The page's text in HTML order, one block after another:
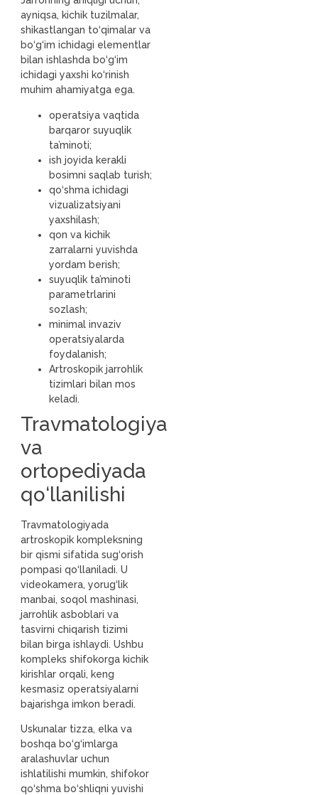
ayniqsa, kichik tuzilmalar,
shikastlangan to‘qimalar va
bo‘g‘im ichidagi elementlar
bilan ishlashda bo‘g‘im
ichidagi yaxshi ko‘rinish
muhim ahamiyatga ega.
operatsiya vaqtida
barqaror suyuqlik
ta’minoti;
ish joyida kerakli
bosimni saqlab turish;
qo‘shma ichidagi
vizualizatsiyani
yaxshilash;
qon va kichik
zarralarni yuvishda
yordam berish;
suyuqlik ta’minoti
parametrlarini
sozlash;
minimal invaziv
operatsiyalarda
foydalanish;
Artroskopik jarrohlik
tizimlari bilan mos
keladi.
Travmatologiya
va
ortopediyada
qo‘llanilishi
Travmatologiyada
artroskopik kompleksning
bir qismi sifatida sug‘orish
pompasi qo‘llaniladi. U
videokamera, yorug‘lik
manbai, soqol mashinasi,
jarrohlik asboblari va
tasvirni chiqarish tizimi
bilan birga ishlaydi. Ushbu
kompleks shifokorga kichik
kirishlar orqali, keng
kesmasiz operatsiyalarni
bajarishga imkon beradi.
Uskunalar tizza, elka va
boshqa bo‘g‘imlarga
aralashuvlar uchun
ishlatilishi mumkin, shifokor
qo‘shma bo‘shliqni yuvishi